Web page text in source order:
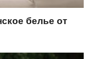
белье от